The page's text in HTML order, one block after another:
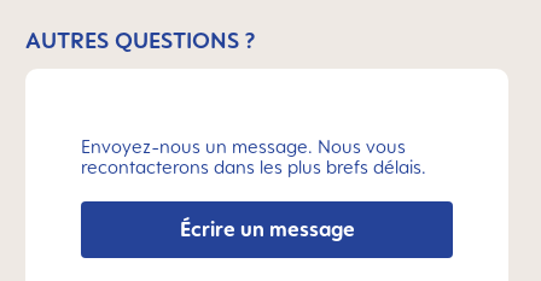
AUTRES QUESTIONS ?
Envoyez-nous un message. Nous vous
recontacterons dans les plus brefs délais.
Écrire un message